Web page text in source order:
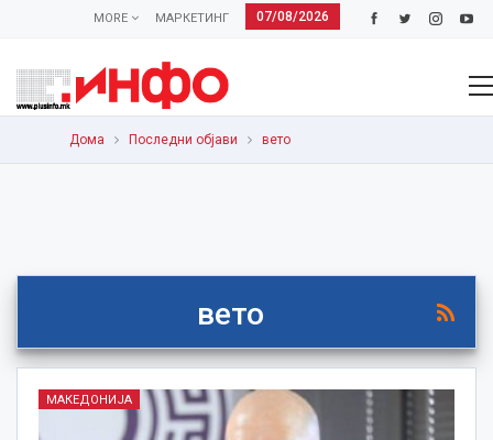
07/08/2026
МАРКЕТИНГ
MORE
Дома Последни објави вето
вето
МАКЕДОНИЈА